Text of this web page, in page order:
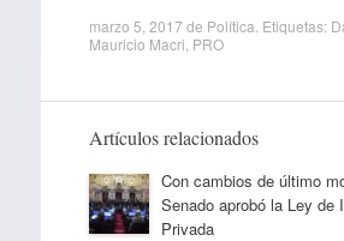
marzo 5, 2017 de Política . Etiquetas:
Mauricio Macri PRO
Artículos relacionados
Con cambios de último
Senado aprobó la Ley de
Privada